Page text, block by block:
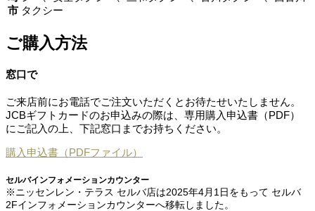
市 タクシー
ご購入方法
窓口で
ご来店前にお電話でご注文いただくとお待たせいたしません。
JCBギフトカードのお申込みの際は、専用購入申込書（PDF）
にご記入の上、下記窓口までお持ちください。
購入申込書（PDFファイル）
セルバインフォメーションカウンター
※ニッセンレン・テラス セルバ店は2025年4月1日をもって セルバ
2Fインフォメーションカウンターへ移転しました。